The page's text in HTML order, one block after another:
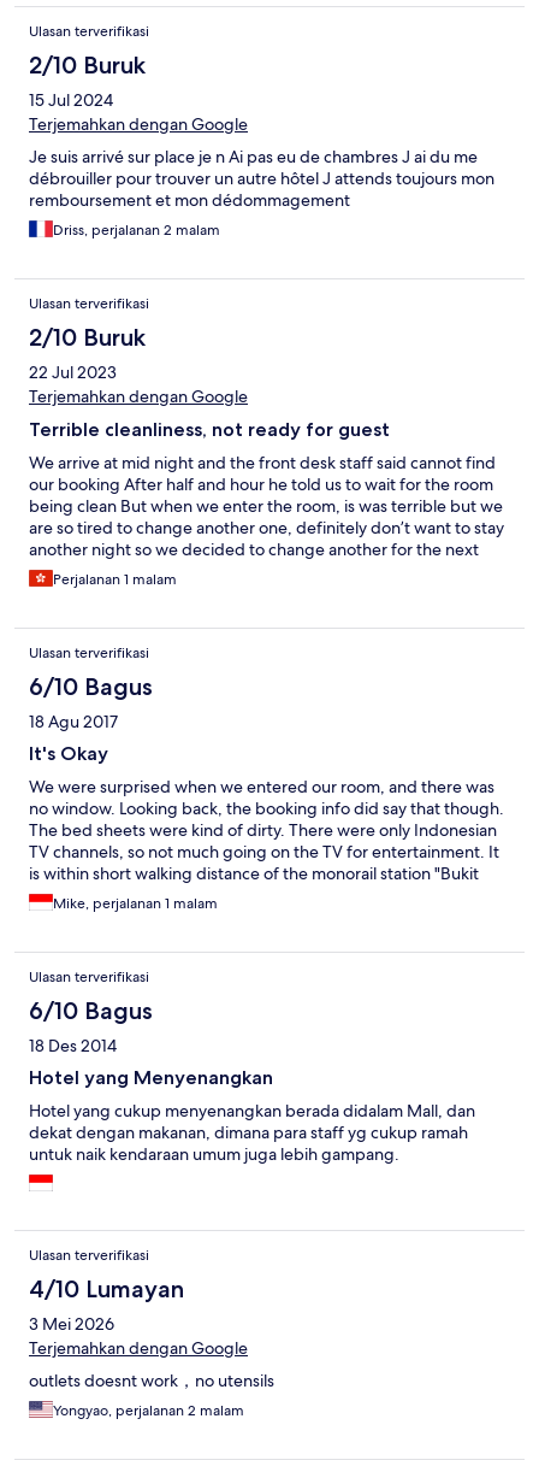
Ulasan terverifikasi
2/10 Buruk
15 Jul 2024
Terjemahkan dengan Google
Je suis arrivé sur place je n Ai pas eu de chambres J ai du me
débrouiller pour trouver un autre hôtel J attends toujours mon
remboursement et mon dédommagement
Driss, perjalanan 2 malam
Ulasan terverifikasi
2/10 Buruk
22 Jul 2023
Terjemahkan dengan Google
Terrible cleanliness, not ready for guest
We arrive at mid night and the front desk staff said cannot find
our booking After half and hour he told us to wait for the room
being clean But when we enter the room, is was terrible but we
are so tired to change another one, definitely don’t want to stay
another night so we decided to change another for the next
night Besides, we carrying heavy luggage but the hotel front
door have stairs, very inconvenient to us
Perjalanan 1 malam
Ulasan terverifikasi
6/10 Bagus
18 Agu 2017
It's Okay
We were surprised when we entered our room, and there was
no window. Looking back, the booking info did say that though.
The bed sheets were kind of dirty. There were only Indonesian
TV channels, so not much going on the TV for entertainment. It
is within short walking distance of the monorail station "Bukit
Bintang" and Ikea, which is a big reason why we stayed there.
There is also a lot of food relatively nearby.
Mike, perjalanan 1 malam
Ulasan terverifikasi
6/10 Bagus
18 Des 2014
Hotel yang Menyenangkan
Hotel yang cukup menyenangkan berada didalam Mall, dan
dekat dengan makanan, dimana para staff yg cukup ramah
untuk naik kendaraan umum juga lebih gampang.
Ulasan terverifikasi
4/10 Lumayan
3 Mei 2026
Terjemahkan dengan Google
outlets doesnt work，no utensils
Yongyao, perjalanan 2 malam